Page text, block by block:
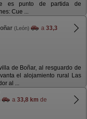
es punto de partida de
Cue ...
(León) a 33,3
de Boñar, al resguardo de
el alojamiento rural Las
al ...
a 33,8 km de